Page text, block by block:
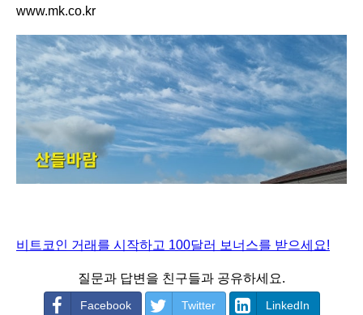
www.mk.co.kr
비트코인 거래를 시작하고 100달러 보너스를 받으세요!
질문과 답변을 친구들과 공유하세요.
Facebook Twitter LinkedIn